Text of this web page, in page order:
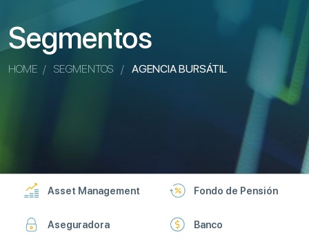
Segmentos
HOME / SEGMENTOS / AGENCIA BURSÁTIL
Asset Management Fondo de Pensión
Aseguradora Banco